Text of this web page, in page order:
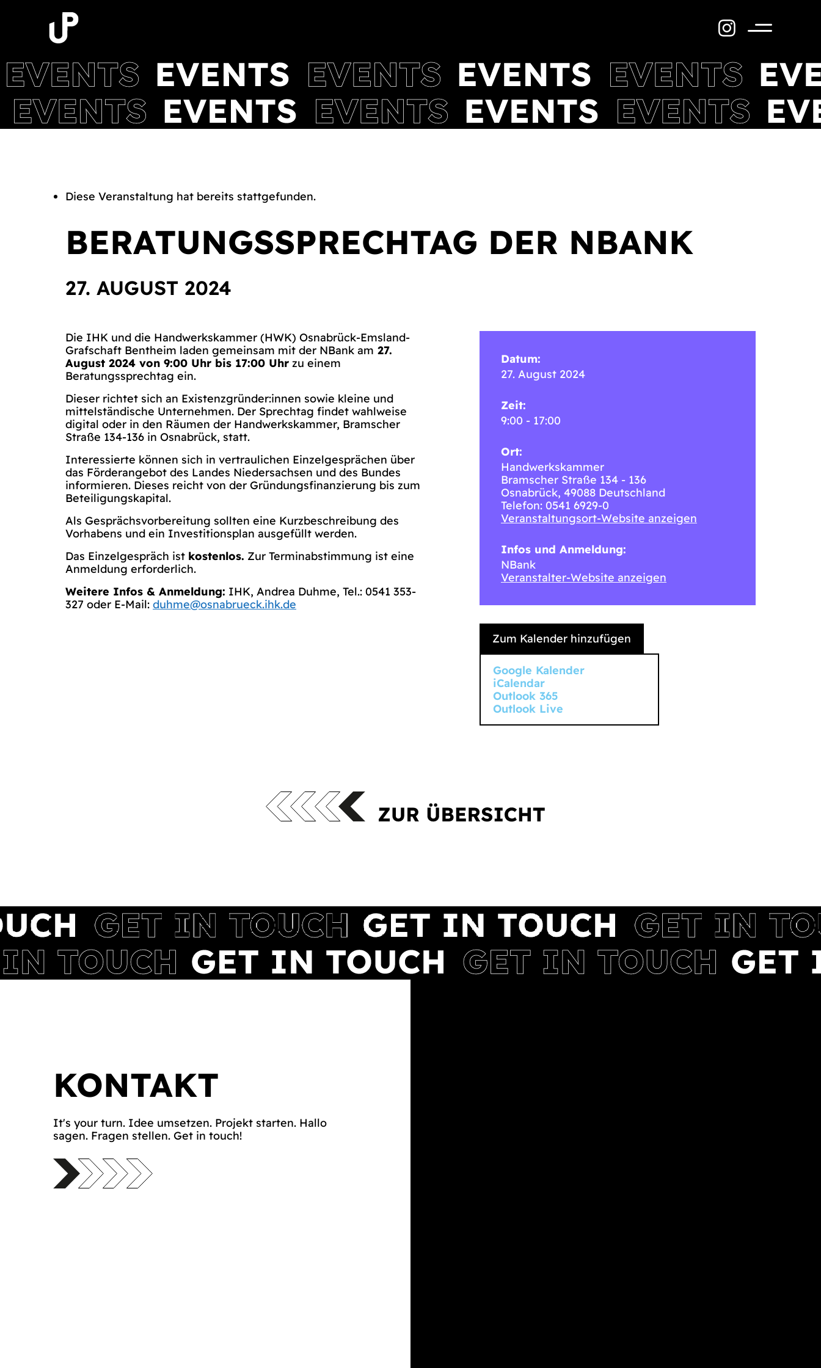
Diese Veranstaltung hat bereits stattgefunden.
BERATUNGSSPRECHTAG DER NBANK
27. AUGUST 2024
Die IHK und die Handwerkskammer (HWK) Osnabrück-Emsland-
Grafschaft Bentheim laden gemeinsam mit der NBank am 27.
August 2024 von 9:00 Uhr bis 17:00 Uhr zu einem
Beratungssprechtag ein.
Dieser richtet sich an Existenzgründer:innen sowie kleine und
mittelständische Unternehmen. Der Sprechtag findet wahlweise
digital oder in den Räumen der Handwerkskammer, Bramscher
Straße 134-136 in Osnabrück, statt.
Interessierte können sich in vertraulichen Einzelgesprächen über
das Förderangebot des Landes Niedersachsen und des Bundes
informieren. Dieses reicht von der Gründungsfinanzierung bis zum
Beteiligungskapital.
Als Gesprächsvorbereitung sollten eine Kurzbeschreibung des
Vorhabens und ein Investitionsplan ausgefüllt werden.
Das Einzelgespräch ist kostenlos. Zur Terminabstimmung ist eine
Anmeldung erforderlich.
Weitere Infos & Anmeldung: IHK, Andrea Duhme, Tel.: 0541 353-
327 oder E-Mail: duhme@osnabrueck.ihk.de
Datum:
27. August 2024
Zeit:
9:00 - 17:00
Ort:
Handwerkskammer
Bramscher Straße 134 - 136
Osnabrück, 49088 Deutschland
Telefon: 0541 6929-0
Veranstaltungsort-Website anzeigen
Infos und Anmeldung:
NBank
Veranstalter-Website anzeigen
Zum Kalender hinzufügen
Google Kalender
iCalendar
Outlook 365
Outlook Live
KONTAKT
It's your turn. Idee umsetzen. Projekt starten. Hallo
sagen. Fragen stellen. Get in touch!